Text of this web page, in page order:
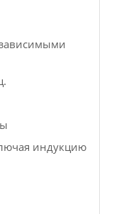
индукцию